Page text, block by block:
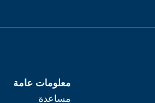
معلومات عامة
مساعدة